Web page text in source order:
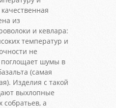
из
и кевлара:
температур и
не
поглощает шумы в
(самая
Изделия с такой
выхлопные
собратьев, а